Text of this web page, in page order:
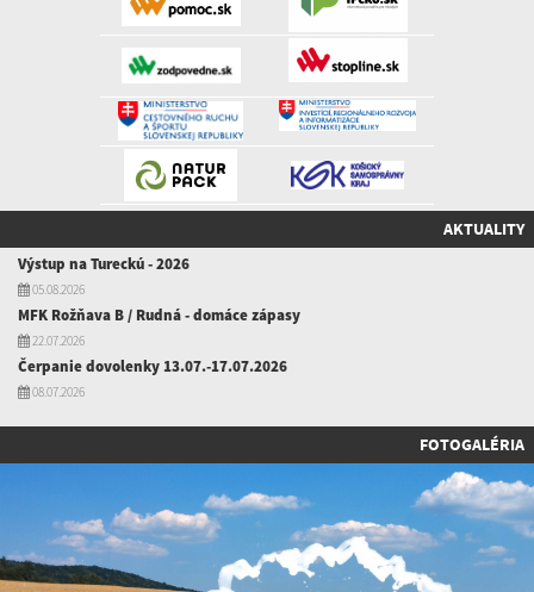
AKTUALITY
Výstup na Tureckú - 2026
05.08.2026
MFK Rožňava B / Rudná - domáce zápasy
22.07.2026
Čerpanie dovolenky 13.07.-17.07.2026
08.07.2026
FOTOGALÉRIA